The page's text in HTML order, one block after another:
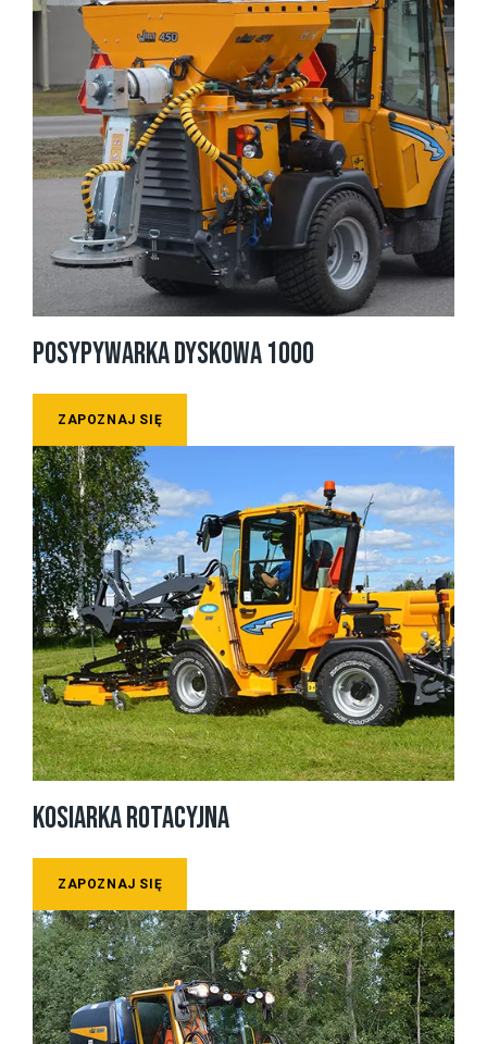
POSYPYWARKA DYSKOWA 1000
ZAPOZNAJ SIĘ
KOSIARKA ROTACYJNA
ZAPOZNAJ SIĘ